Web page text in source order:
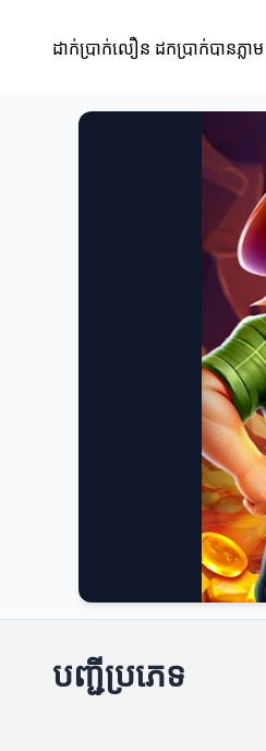
ដាក់ប្រាក់លឿន ដកប្រាក់បានភ្លាម
បញ្ជីប្រភេទ